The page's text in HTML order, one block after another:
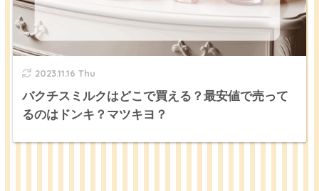
2023.11.16 Thu
バクチスミルクはどこで買える？最安値で売って
るのはドンキ？マツキヨ？